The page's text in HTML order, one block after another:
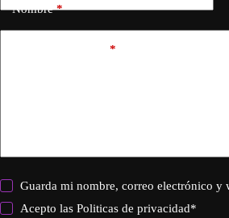
Nombre*
*
Guarda mi nombre, correo electrónico y
Acepto lasPoliticas de privacidad*